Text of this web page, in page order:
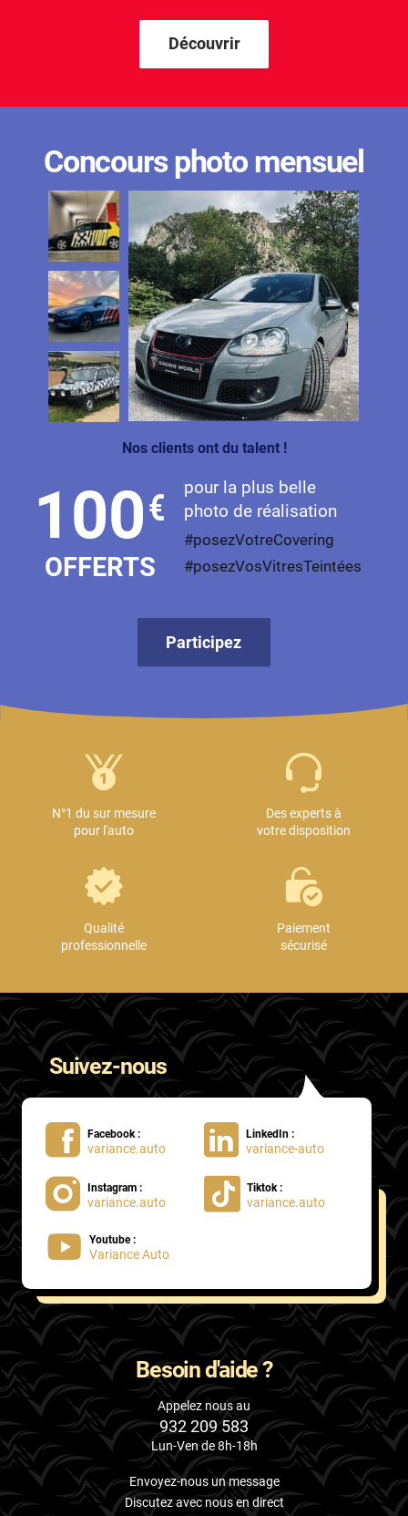
Découvrir
Concours photo mensuel
Nos clients ont du talent !
100€
OFFERTS
pour la plus belle
photo de réalisation
#posezVotreCovering
#posezVosVitresTeintées
Participez
N°1 du sur mesure
pour l'auto
Des experts à
votre disposition
Qualité
professionnelle
Paiement
sécurisé
Suivez-nous
Facebook :
variance.auto
LinkedIn :
variance-auto
Instagram :
variance.auto
Tiktok :
variance.auto
Youtube :
Variance Auto
Besoin d'aide ?
Appelez nous au
932 209 583
Lun-Ven de 8h-18h
Envoyez-nous un message
Discutez avec nous en direct